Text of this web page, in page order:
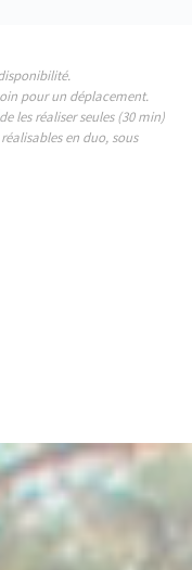
pour un déplacement.
les réaliser seules (30 min)
en duo, sous